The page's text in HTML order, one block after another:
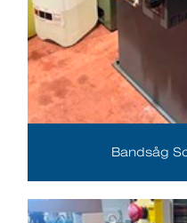
Bandsåg